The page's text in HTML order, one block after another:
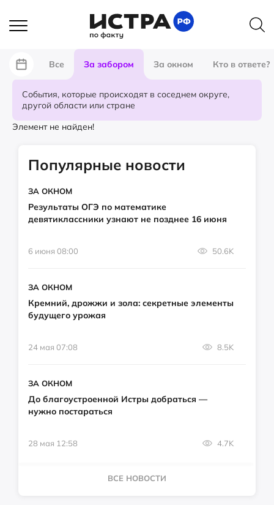
Все За забором За окном Кто в ответе?
События, которые происходят в соседнем округе,
другой области или стране
Элемент не найден!
Популярные новости
ЗА ОКНОМ
Результаты ОГЭ по математике
девятиклассники узнают не позднее 16 июня
6 июня 08:00 50.6K
ЗА ОКНОМ
Кремний, дрожжи и зола: секретные элементы
будущего урожая
24 мая 07:08 8.5K
ЗА ОКНОМ
До благоустроенной Истры добраться —
нужно постараться
28 мая 12:58 4.7K
ВСЕ НОВОСТИ